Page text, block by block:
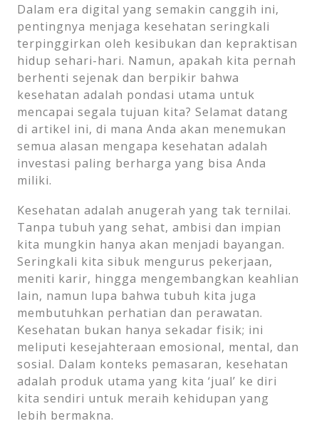
Dalam era digital yang semakin canggih ini,
pentingnya menjaga kesehatan seringkali
terpinggirkan oleh kesibukan dan kepraktisan
hidup sehari-hari. Namun, apakah kita pernah
berhenti sejenak dan berpikir bahwa
kesehatan adalah pondasi utama untuk
mencapai segala tujuan kita? Selamat datang
di artikel ini, di mana Anda akan menemukan
semua alasan mengapa kesehatan adalah
investasi paling berharga yang bisa Anda
miliki.
Kesehatan adalah anugerah yang tak ternilai.
Tanpa tubuh yang sehat, ambisi dan impian
kita mungkin hanya akan menjadi bayangan.
Seringkali kita sibuk mengurus pekerjaan,
meniti karir, hingga mengembangkan keahlian
lain, namun lupa bahwa tubuh kita juga
membutuhkan perhatian dan perawatan.
Kesehatan bukan hanya sekadar fisik; ini
meliputi kesejahteraan emosional, mental, dan
sosial. Dalam konteks pemasaran, kesehatan
adalah produk utama yang kita ‘jual’ ke diri
kita sendiri untuk meraih kehidupan yang
lebih bermakna.